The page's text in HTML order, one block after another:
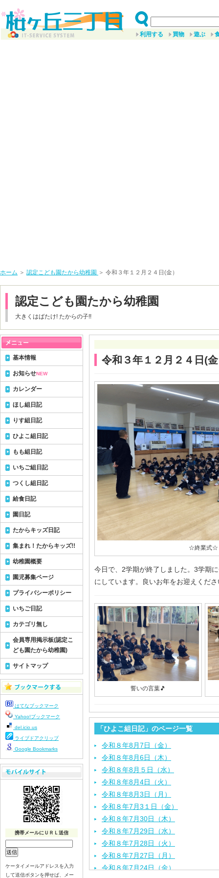
利用する 買物 遊ぶ
ホーム ＞ 認定こども園たから幼稚園 ＞ 令和３年１２月２４日(金）
認定こども園たから幼稚園
大きくはばたけ! たからの子!!
令和３年１２月２４日(
☆終業式☆
今日で、2学期が終了しました。3学期
にしています。良いお年をお迎えくださ
誓いの言葉🎵
「ひよこ組日記」のページ一覧
令和８年8月7日（金）
令和８年8月6日（木）
令和８年8月５日（水）
令和８年8月4日（火）
令和８年8月3日（月）
令和８年7月3１日（金）
令和８年7月30日（木）
令和８年7月29日（水）
令和８年7月28日（火）
令和８年7月27日（月）
令和８年7月24日（金）
基本情報
お知らせNEW
カレンダー
ほし組日記
りす組日記
ひよこ組日記
もも組日記
いちご組日記
つくし組日記
給食日記
園日記
たからキッズ日記
集まれ！たからキッズ!!
幼稚園概要
園児募集ページ
プライバシーポリシー
いちご日記
カテゴリ無し
会員専用掲示板(認定こ
ども園たから幼稚園)
サイトマップ
はてなブックマーク
Yahoo!ブックマーク
del.icio.us
ライブドアクリップ
Google Bookmarks
携帯メールにＵＲＬ送信
ケータイメールアドレスを入力
して送信ボタンを押せば、メー